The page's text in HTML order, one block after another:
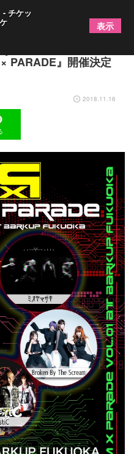
ら出演、福岡で異
PARADE』開催決定
2018.11.16
- チケッ
表示